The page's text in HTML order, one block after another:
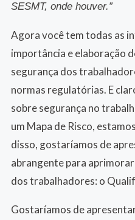
SESMT, onde houver.”
Agora você tem todas as
importância e elaboração
segurança dos
normas regulatórias. E
sobre segurança no
um Mapa de Risco,
disso, gostaríamos de
abrangente para
dos trabalhadores: o
Gostaríamos de